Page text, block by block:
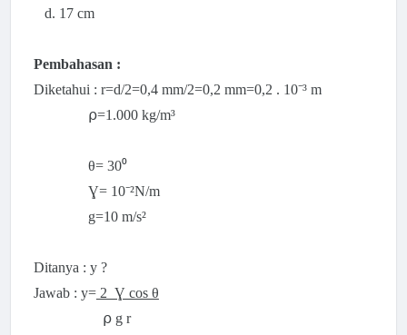
d. 17 cm
Pembahasan :
Diketahui : r=d/2=0,4 mm/2=0,2 mm=0,2 . 10⁻³ m
⍴=1.000 kg/m³
θ= 30⁰
Ɣ= 10⁻²N/m
g=10 m/s²
Ditanya : y ?
Jawab : y=2 Ɣ cos θ
⍴ g r